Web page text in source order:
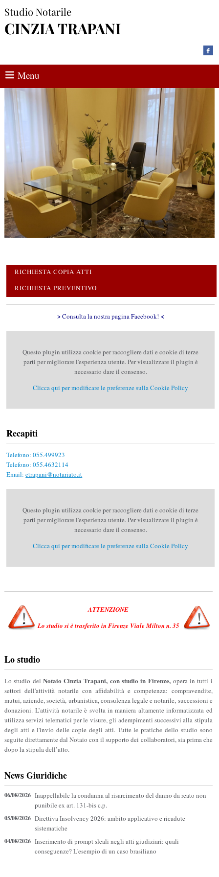
Studio Notarile
CINZIA TRAPANI
Menu
RICHIESTA COPIA ATTI
RICHIESTA PREVENTIVO
>Consulta la nostra pagina Facebook! <
Questo plugin utilizza cookie per raccogliere dati e cookie di terze
parti per migliorare l'esperienza utente. Per visualizzare il plugin è
necessario dare il consenso.
Clicca qui per modificare le preferenze sulla Cookie Policy
Recapiti
Telefono: 055.499923
Telefono: 055.4632114
Email:ctrapani@notariato.it
Questo plugin utilizza cookie per raccogliere dati e cookie di terze
parti per migliorare l'esperienza utente. Per visualizzare il plugin è
necessario dare il consenso.
Clicca qui per modificare le preferenze sulla Cookie Policy
ATTENZIONE
Lo studio si è trasferito in Firenze Viale Milton n. 35
Lo studio
Lo studio del Notaio Cinzia Trapani, con studio in Firenze, opera in tutti i
settori dell'attività notarile con affidabilità e competenza: compravendite,
mutui, aziende, società, urbanistica, consulenza legale e notarile, successioni e
donazioni. L’attività notarile è svolta in maniera altamente informatizzata ed
utilizza servizi telematici per le visure, gli adempimenti successivi alla stipula
degli atti e l'invio delle copie degli atti. Tutte le pratiche dello studio sono
seguite direttamente dal Notaio con il supporto dei collaboratori, sia prima che
dopo la stipula dell’atto.
News Giuridiche
06/08/2026 Inappellabile la condanna al risarcimento del danno da reato non
punibile ex art. 131-bis c.p.
05/08/2026 Direttiva Insolvency 2026: ambito applicativo e ricadute
sistematiche
04/08/2026 Inserimento di prompt sleali negli atti giudiziari: quali
conseguenze? L'esempio di un caso brasiliano